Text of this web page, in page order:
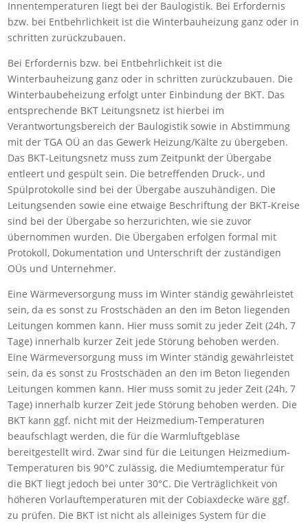
Innentemperaturen liegt bei der Baulogistik. Bei Erfordernis
bzw. bei Entbehrlichkeit ist die Winterbauheizung ganz oder in
schritten zurückzubauen.
Bei Erfordernis bzw. bei Entbehrlichkeit ist die
Winterbauheizung ganz oder in schritten zurückzubauen. Die
Winterbaubeheizung erfolgt unter Einbindung der BKT. Das
entsprechende BKT Leitungsnetz ist hierbei im
Verantwortungsbereich der Baulogistik sowie in Abstimmung
mit der TGA OÜ an das Gewerk Heizung/Kälte zu übergeben.
Das BKT-Leitungsnetz muss zum Zeitpunkt der Übergabe
entleert und gespült sein. Die betreffenden Druck-, und
Spülprotokolle sind bei der Übergabe auszuhändigen. Die
Leitungsenden sowie eine etwaige Beschriftung der BKT-Kreise
sind bei der Übergabe so herzurichten, wie sie zuvor
übernommen wurden. Die Übergaben erfolgen formal mit
Protokoll, Dokumentation und Unterschrift der zuständigen
OÜs und Unternehmer.
Eine Wärmeversorgung muss im Winter ständig gewährleistet
sein, da es sonst zu Frostschäden an den im Beton liegenden
Leitungen kommen kann. Hier muss somit zu jeder Zeit (24h, 7
Tage) innerhalb kurzer Zeit jede Störung behoben werden.
Eine Wärmeversorgung muss im Winter ständig gewährleistet
sein, da es sonst zu Frostschäden an den im Beton liegenden
Leitungen kommen kann. Hier muss somit zu jeder Zeit (24h, 7
Tage) innerhalb kurzer Zeit jede Störung behoben werden. Die
BKT kann ggf. nicht mit der Heizmedium-Temperaturen
beaufschlagt werden, die für die Warmluftgebläse
bereitgestellt wird. Zwar sind für die Leitungen Heizmedium-
Temperaturen bis 90°C zulässig, die Mediumtemperatur für
die BKT liegt jedoch bei unter 30°C. Die Verträglichkeit von
höheren Vorlauftemperaturen mit der Cobiaxdecke wäre ggf.
zu prüfen. Die BKT ist nicht als alleiniges System für die